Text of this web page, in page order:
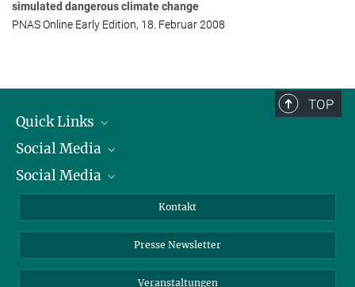
Max-Planck-Institut für Meteorologie, Hamburg
simulated dangerous climate change
PNAS Online Early Edition, 18. Februar 2008
TOP
Quick Links
Präsident
Zahlen und Fakten
Social Media
Bluesky
TikTok
Social Media
Instagram
YouTube
Kontakt
Presse Newsletter
Veranstaltungen